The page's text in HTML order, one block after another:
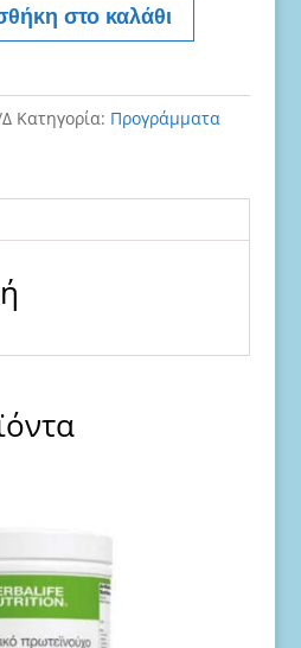
στο καλάθι
Κατηγορία: Προγράμματα